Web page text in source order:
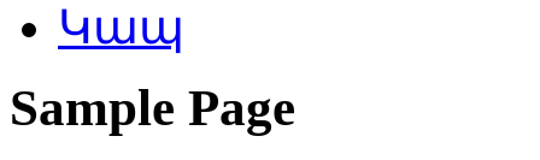
Կապ
Sample Page